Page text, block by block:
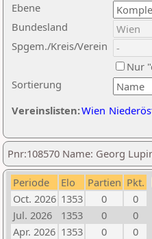
Ebene
Sortierung
Bundesland
Spgem./Kreis/Verein
Nur
Vereinslisten:Wien
Pnr:108570 Name: Georg
Periode Elo Partien Pkt.
Oct. 2026 1353 0
0
Jul. 2026
1353 0
0
Apr. 2026 1353 0
0